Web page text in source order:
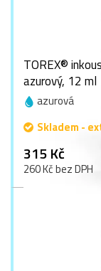
TOREX®
azurový, 12 ml
azurová
Skladem -
315 Kč
260 Kč bez DPH